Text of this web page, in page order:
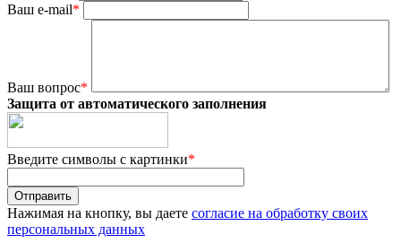
Ваш e-mail*
Ваш вопрос*
Защита от автоматического заполнения
Введите символы с картинки*
Нажимая на кнопку, вы даете согласие на обработку своих
персональных данных